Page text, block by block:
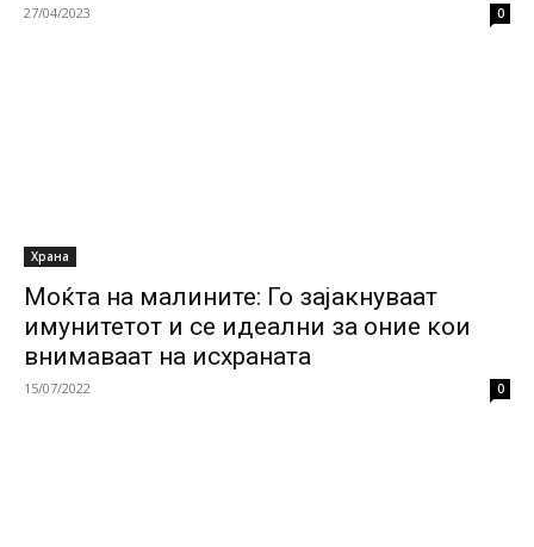
27/04/2023 0
Храна
Моќта на малините: Го зајакнуваат
имунитетот и се идеални за оние кои
внимаваат на исхраната
15/07/2022 0